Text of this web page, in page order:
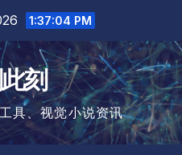
1:37:04 PM
刻
具、视觉小说资讯